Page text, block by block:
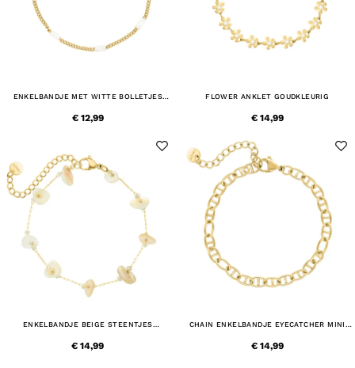
ENKELBANDJE MET WITTE BOLLETJES
€ 12,99
FLOWER ANKLET GOUDKLEURIG
€ 14,99
ENKELBANDJE BEIGE STEENTJES
€ 14,99
CHAIN ENKELBANDJE EYECATCHER MINI
€ 14,99